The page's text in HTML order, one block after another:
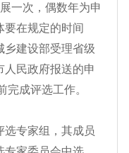
一次，偶数年为申
要在规定的时间
乡建设部受理省级
人民政府报送的申
完成评选工作。
选专家组，其成员